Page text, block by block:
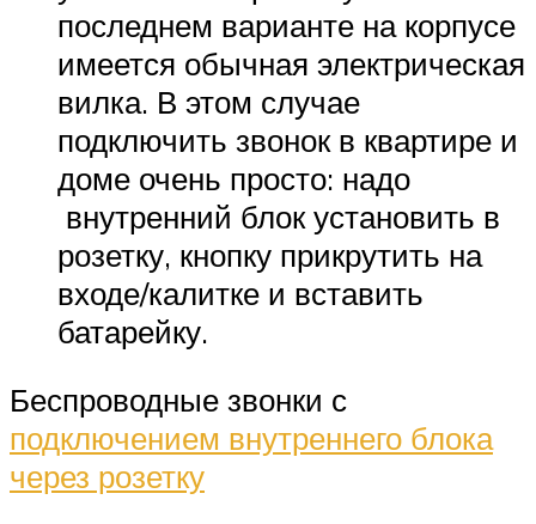
последнем варианте на корпусе
имеется обычная электрическая
вилка. В этом случае
подключить звонок в квартире и
доме очень просто: надо
внутренний блок установить в
розетку, кнопку прикрутить на
входе/калитке и вставить
батарейку.
Беспроводные звонки с
подключением внутреннего блока
через розетку